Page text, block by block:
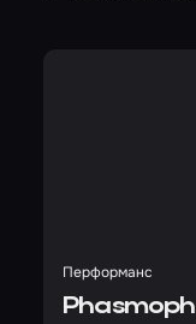
Перформанс